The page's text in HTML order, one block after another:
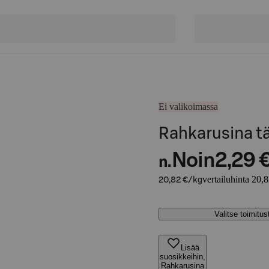
Ei valikoimassa
Rahkarusina
n. Noin2,29
20,82 €/kgvertailuhinta
Valitse
Lisää
suosikkeihin,
Rahkarusina